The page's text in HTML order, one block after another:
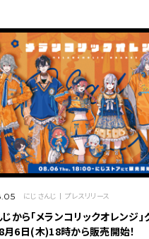
にじさんじ プレスリリース
から「メランコリックオレンジ」
6日(木)18時から販売開始！